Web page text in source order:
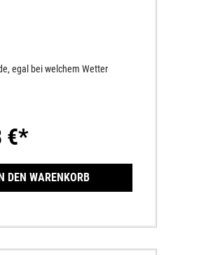
egal bei welchem Wetter
€*
IN DEN WARENKORB